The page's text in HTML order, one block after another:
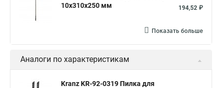
10x310x250 мм
194,52 ₽
Показать больше
Аналоги по характеристикам
Kranz KR-92-0319 Пилка для